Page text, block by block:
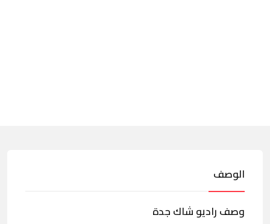
الوصف
وصف راديو شاك جدة